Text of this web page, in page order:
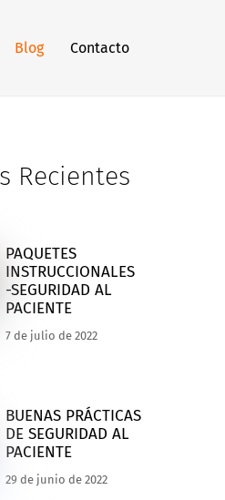
Blog Contacto
Recientes
PAQUETES
INSTRUCCIONALES
-SEGURIDAD AL
PACIENTE
7 de julio de 2022
BUENAS PRÁCTICAS
DE SEGURIDAD AL
PACIENTE
29 de junio de 2022